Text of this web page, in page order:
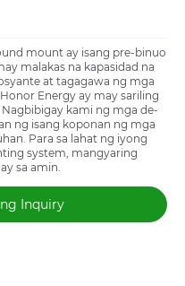
mount ay isang pre-binuo
malakas na kapasidad na
at tagagawa ng mga
Energy ay may sariling
kami ng mga de-
ng isang koponan ng mga
Para sa lahat ng iyong
system, mangyaring
sa amin.
Inquiry